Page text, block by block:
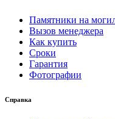
Памятники на
Вызов менеджера
Как купить
Сроки
Гарантия
Фотографии
Справка